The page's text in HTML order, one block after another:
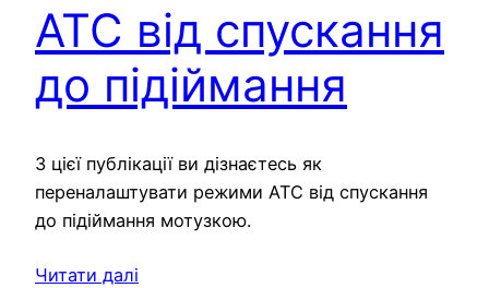
ATC від спускання
до підіймання
З цієї публікації ви дізнаєтесь як
переналаштувати режими ATC від спускання
до підіймання мотузкою.
Читати далі